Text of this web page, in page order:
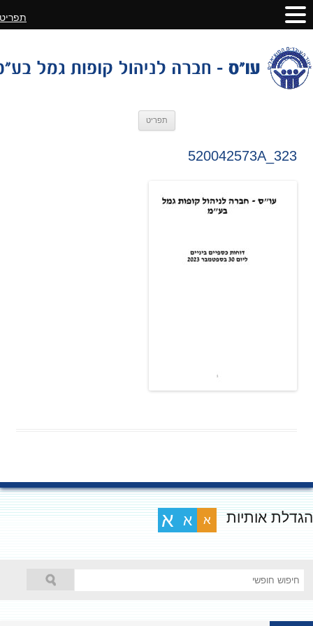
תפריט
520042573A_323
אותיות א א א
תפריט